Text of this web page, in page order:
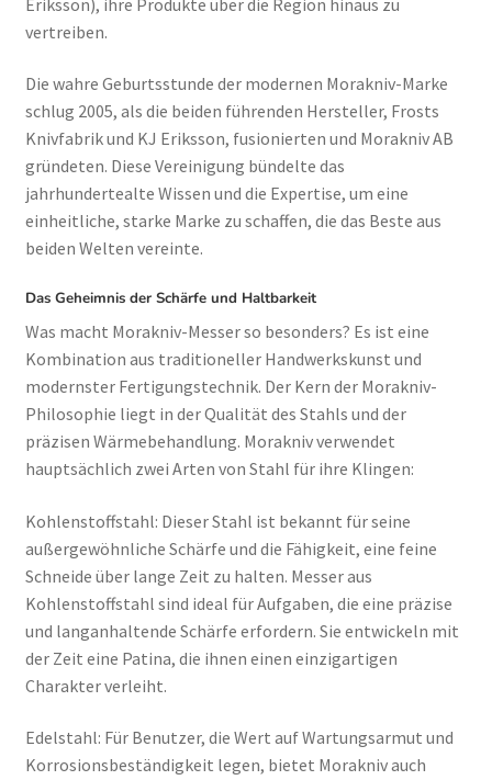
vertreiben.
Die wahre Geburtsstunde der modernen Morakniv-Marke
schlug 2005, als die beiden führenden Hersteller, Frosts
Knivfabrik und KJ Eriksson, fusionierten und Morakniv AB
gründeten. Diese Vereinigung bündelte das
jahrhundertealte Wissen und die Expertise, um eine
einheitliche, starke Marke zu schaffen, die das Beste aus
beiden Welten vereinte.
Das Geheimnis der Schärfe und Haltbarkeit
Was macht Morakniv-Messer so besonders? Es ist eine
Kombination aus traditioneller Handwerkskunst und
modernster Fertigungstechnik. Der Kern der Morakniv-
Philosophie liegt in der Qualität des Stahls und der
präzisen Wärmebehandlung. Morakniv verwendet
hauptsächlich zwei Arten von Stahl für ihre Klingen:
Kohlenstoffstahl: Dieser Stahl ist bekannt für seine
außergewöhnliche Schärfe und die Fähigkeit, eine feine
Schneide über lange Zeit zu halten. Messer aus
Kohlenstoffstahl sind ideal für Aufgaben, die eine präzise
und langanhaltende Schärfe erfordern. Sie entwickeln mit
der Zeit eine Patina, die ihnen einen einzigartigen
Charakter verleiht.
Edelstahl: Für Benutzer, die Wert auf Wartungsarmut und
Korrosionsbeständigkeit legen, bietet Morakniv auch